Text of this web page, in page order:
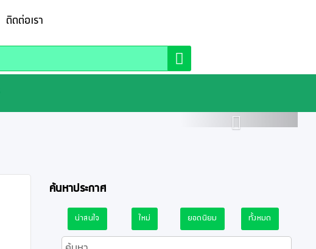
ติดต่อเรา
ค้นหาประกาศ
น่าสนใจ ใหม่ ยอดนิยม ทั้งหมด